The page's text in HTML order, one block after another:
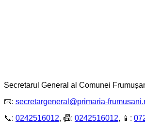
Secretarul General al Comunei
📧: secretargeneral@primaria-
📞: 0242516012, 📠: 0242516012, 📱: